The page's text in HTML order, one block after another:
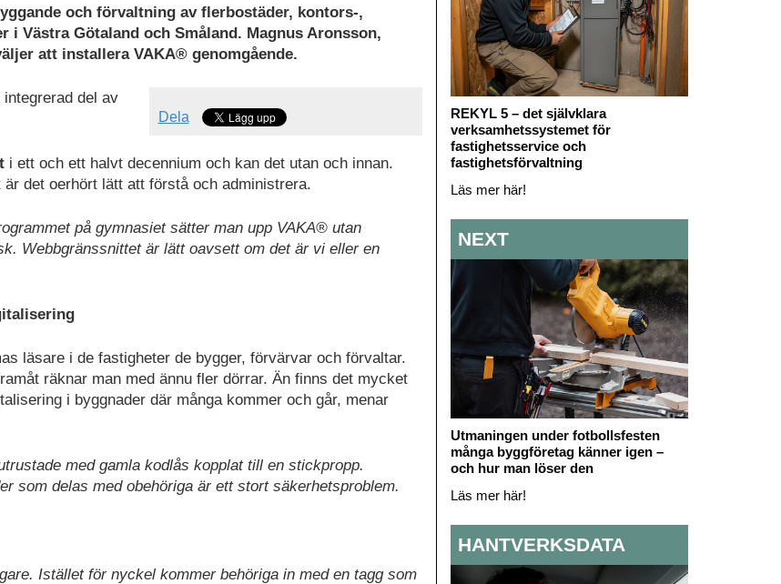
och förvaltning av flerbostäder, kontors-,
Västra Götaland och Småland. Magnus Aronsson,
att installera VAKA® genomgående.
Dela
del av
i ett och ett halvt decennium och kan det utan och innan.
det oerhört lätt att förstå och administrera.
på gymnasiet sätter man upp VAKA® utan
Webbgränssnittet är lätt oavsett om det är vi eller en
läsare i de fastigheter de bygger, förvärvar och förvaltar.
räknar man med ännu fler dörrar. Än finns det mycket
i byggnader där många kommer och går, menar
med gamla kodlås kopplat till en stickpropp.
som delas med obehöriga är ett stort säkerhetsproblem.
Istället för nyckel kommer behöriga in med en tagg som
REKYL 5 – det självklara
verksamhetssystemet för
fastighetsservice och
fastighetsförvaltning
Läs mer här!
NEXT
Utmaningen under fotbollsfesten
många byggföretag känner igen –
och hur man löser den
Läs mer här!
HANTVERKSDATA